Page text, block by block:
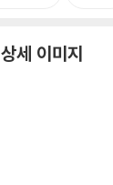
상세 이미지